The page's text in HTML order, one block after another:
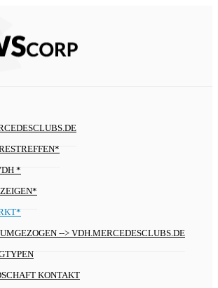
*
--> VDH.MERCEDESCLUBS.DE
KONTAKT